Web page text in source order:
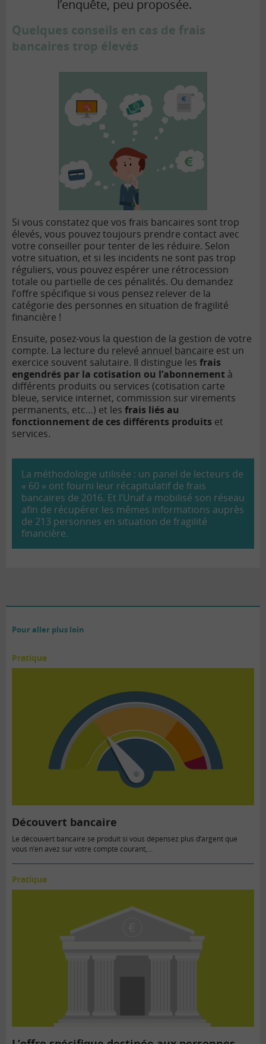
l’enquête, peu proposée.
Quelques conseils en cas de frais
bancaires trop élevés
Si vous constatez que vos frais bancaires sont trop
élevés, vous pouvez toujours prendre contact avec
votre conseiller pour tenter de les réduire. Selon
votre situation, et si les incidents ne sont pas trop
réguliers, vous pouvez espérer une rétrocession
totale ou partielle de ces pénalités. Ou demandez
l’offre spécifique si vous pensez relever de la
catégorie des personnes en situation de fragilité
financière !
Ensuite, posez-vous la question de la gestion de votre
compte. La lecture du relevé annuel bancaire est un
exercice souvent salutaire. Il distingue les frais
engendrés par la cotisation ou l’abonnement à
différents produits ou services (cotisation carte
bleue, service internet, commission sur virements
permanents, etc…) et les frais liés au
fonctionnement de ces différents produits et
services.
La méthodologie utilisée : un panel de lecteurs de
« 60 » ont fourni leur récapitulatif de frais
bancaires de 2016. Et l’Unaf a mobilisé son réseau
afin de récupérer les mêmes informations auprès
de 213 personnes en situation de fragilité
financière.
Pour aller plus loin
Pratique
Découvert bancaire
Le découvert bancaire se produit si vous dépensez plus d’argent que
vous n’en avez sur votre compte courant,…
Pratique